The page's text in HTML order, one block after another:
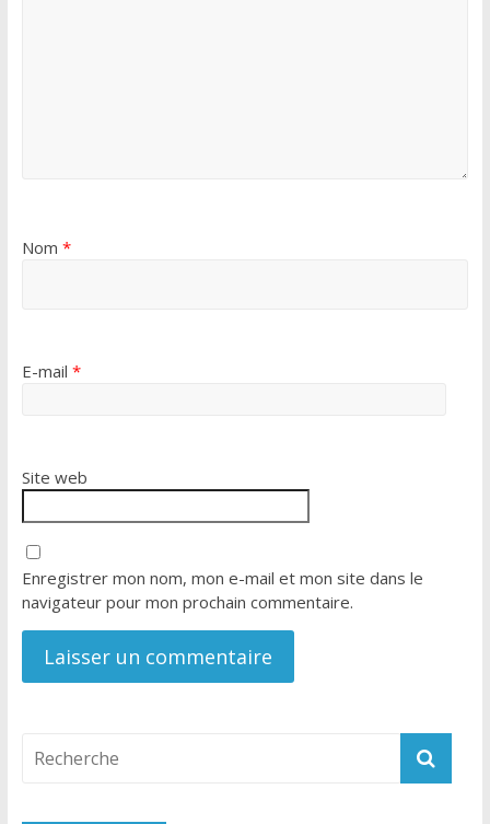
Nom *
E-mail *
Site web
Enregistrer mon nom, mon e-mail et mon site dans le
navigateur pour mon prochain commentaire.